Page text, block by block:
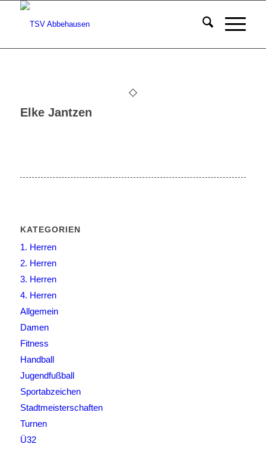
Elke Jantzen
KATEGORIEN
1. Herren
2. Herren
3. Herren
4. Herren
Allgemein
Damen
Fitness
Handball
Jugendfußball
Sportabzeichen
Stadtmeisterschaften
Turnen
Ü32